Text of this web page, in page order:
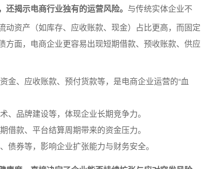
揭示电商行业独有的运营风险。 与传统实体企业不
动资产（如库存、应收账款、现金）占比更高，而固定
方面，电商企业更容易出现短期借款、预收账款、供应
金、应收账款、预付货款等，是电商企业运营的“血
、品牌建设等，体现企业长期竞争力。
借款、平台结算周期带来的资金压力。
债券等，影响企业扩张能力与财务安全。